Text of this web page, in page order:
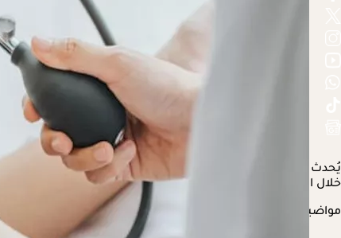
يُحدث
تغييرات كثيرة، ليس فقط في نمط الحياة، بل في
خلال الثلثين الأول والثاني من الحمل.
مواضيع ذات صلة